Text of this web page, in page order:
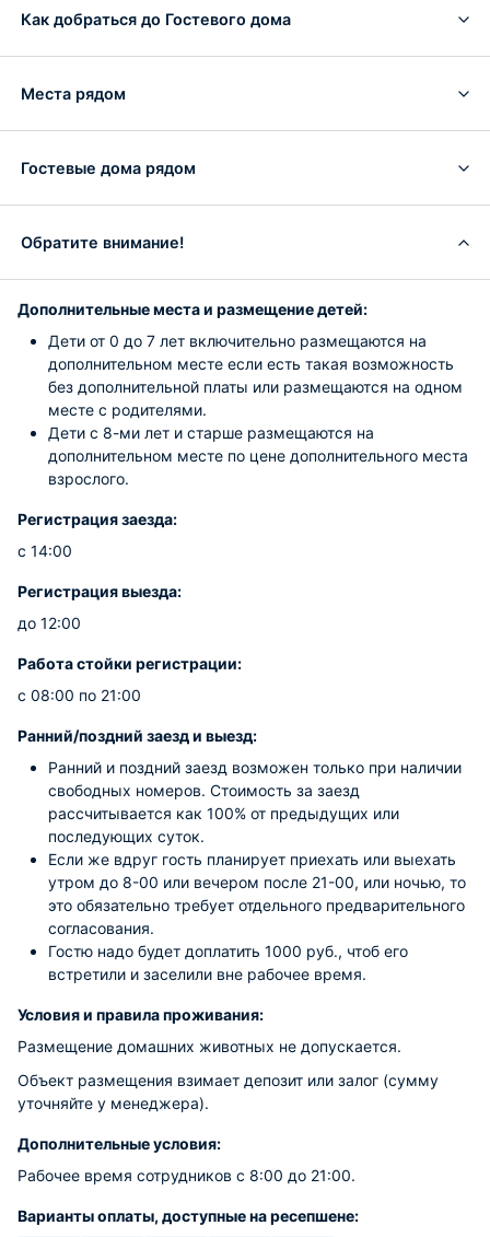
Как добраться до Гостевого дома
Места рядом
Гостевые дома рядом
Обратите внимание!
Дополнительные места и размещение детей:
Дети от 0 до 7 лет включительно размещаются на
дополнительном месте если есть такая возможность
без дополнительной платы или размещаются на одном
месте с родителями.
Дети с 8-ми лет и старше размещаются на
дополнительном месте по цене дополнительного места
взрослого.
Регистрация заезда:
с 14:00
Регистрация выезда:
до 12:00
Работа стойки регистрации:
с 08:00 по 21:00
Ранний/поздний заезд и выезд:
Ранний и поздний заезд возможен только при наличии
свободных номеров. Стоимость за заезд
рассчитывается как 100% от предыдущих или
последующих суток.
Если же вдруг гость планирует приехать или выехать
утром до 8-00 или вечером после 21-00, или ночью, то
это обязательно требует отдельного предварительного
согласования.
Гостю надо будет доплатить 1000 руб., чтоб его
встретили и заселили вне рабочее время.
Условия и правила проживания:
Размещение домашних животных не допускается.
Объект размещения взимает депозит или залог (сумму
уточняйте у менеджера).
Дополнительные условия:
Рабочее время сотрудников с 8:00 до 21:00.
Варианты оплаты, доступные на ресепшене: